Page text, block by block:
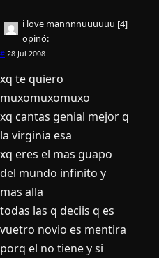
i love mannnnuuuuuu [4]
opinó:
# 28 Jul 2008
xq te quiero
muxomuxomuxo
xq cantas genial mejor q
la virginia esa
xq eres el mas guapo
del mundo infinito y
mas alla
todas las q deciis q es
vuetro novio es mentira
porq el no tiene y si